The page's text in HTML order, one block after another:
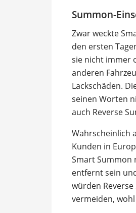
Summon-
Zwar weckte
den ersten
sie nicht immer
anderen
Lackschäden.
seinen Worten
auch Reverse
Wahrscheinlich
Kunden in
Smart Summon
entfernt sein
würden
vermeiden,